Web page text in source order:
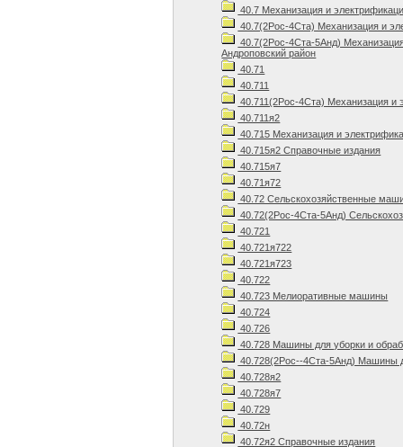
40.7 Механизация и
40.7(2Рос-4Ста) Механизация и
40.7(2Рос-4Ста-5Анд)
Андроповский район
40.71
40.711
40.711(2Рос-4Ста) Механизация и
40.711я2
40.715 Механизация и
40.715я2 Справочные издания
40.715я7
40.71я72
40.72 Сельскохозяйственные
40.72(2Рос-4Ста-5Анд)
40.721
40.721я722
40.721я723
40.722
40.723 Мелиоративные машины
40.724
40.726
40.728 Машины для уборки и
40.728(2Рос--4Ста-5Анд) Машины
40.728я2
40.728я7
40.729
40.72н
40.72я2 Справочные издания